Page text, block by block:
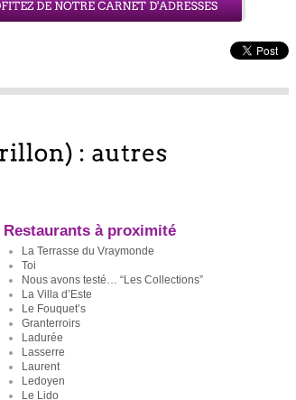
Restaurants à proximité
La Terrasse du Vraymonde
Toi
Nous avons testé… “Les Collections”
La Villa d’Este
Le Fouquet’s
Granterroirs
Ladurée
Lasserre
Laurent
Ledoyen
Le Lido